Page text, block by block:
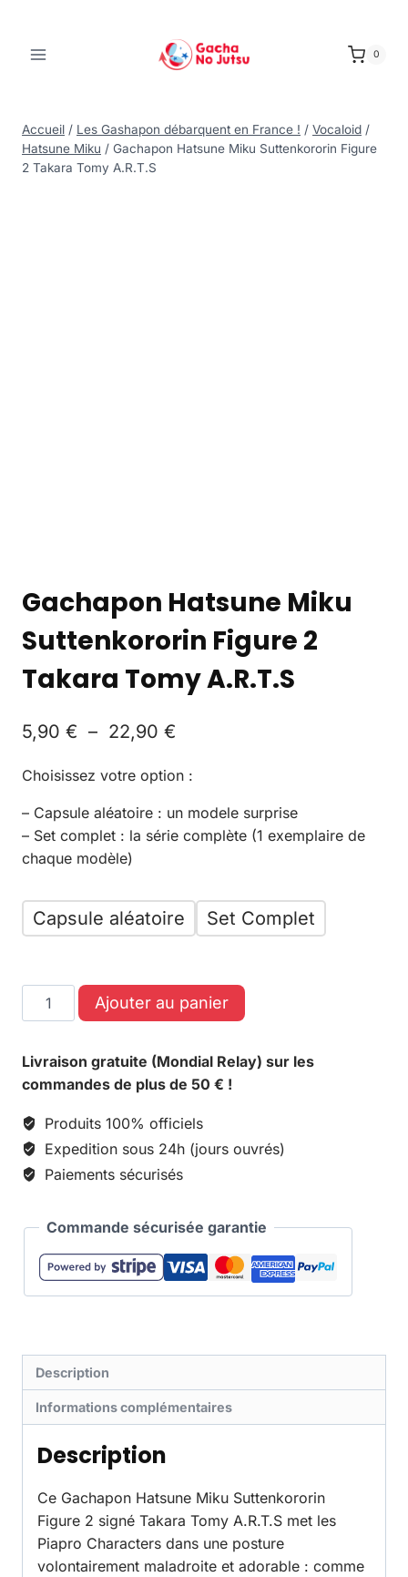
0
Accueil / Les Gashapon débarquent en France ! / Vocaloid /
Hatsune Miku / Gachapon Hatsune Miku Suttenkororin Figure
2 Takara Tomy A.R.T.S
Gachapon Hatsune Miku
Suttenkororin Figure 2
Takara Tomy A.R.T.S
5,90 € – 22,90 €
Choisissez votre option :
– Capsule aléatoire : un modele surprise
– Set complet : la série complète (1 exemplaire de
chaque modèle)
Capsule aléatoire Set Complet
Ajouter au panier
Livraison gratuite (Mondial Relay) sur les
commandes de plus de 50 € !
Produits 100% officiels
Expedition sous 24h (jours ouvrés)
Paiements sécurisés
Commande sécurisée garantie
Description
Informations complémentaires
Description
Ce Gachapon Hatsune Miku Suttenkororin
Figure 2 signé Takara Tomy A.R.T.S met les
Piapro Characters dans une posture
volontairement maladroite et adorable : comme